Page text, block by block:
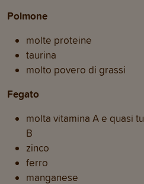
Polmone
molte proteine
taurina
molto povero di grassi
Fegato
molta vitamina A e quasi
B
zinco
ferro
manganese